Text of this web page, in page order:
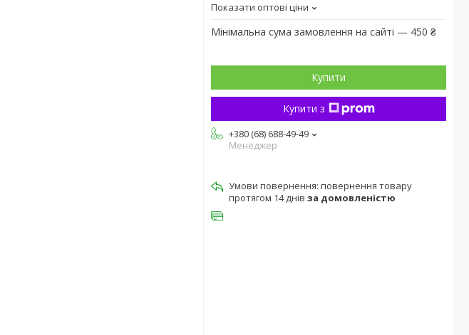
Показати оптові ціни
Мінімальна сума замовлення на сайті — 450 ₴
Купити
Купити з
+380 (68) 688-49-49
Менеджер
повернення товару
протягом 14 днів за домовленістю